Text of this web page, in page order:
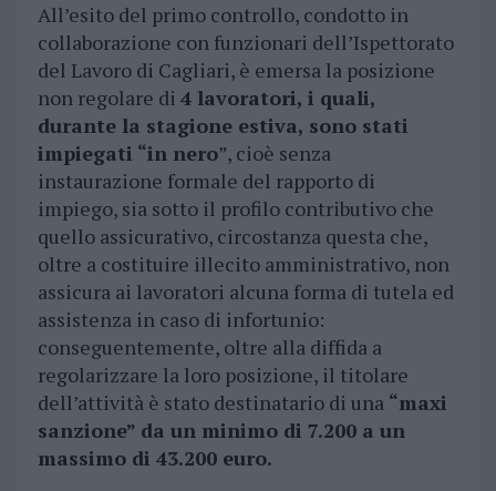
All’esito del primo controllo, condotto in
collaborazione con funzionari dell’Ispettorato
del Lavoro di Cagliari, è emersa la posizione
non regolare di 4 lavoratori, i quali,
durante la stagione estiva, sono stati
impiegati “in nero”, cioè senza
instaurazione formale del rapporto di
impiego, sia sotto il profilo contributivo che
quello assicurativo, circostanza questa che,
oltre a costituire illecito amministrativo, non
assicura ai lavoratori alcuna forma di tutela ed
assistenza in caso di infortunio:
conseguentemente, oltre alla diffida a
regolarizzare la loro posizione, il titolare
dell’attività è stato destinatario di una“maxi
sanzione” da un minimo di 7.200 a un
massimo di 43.200 euro.